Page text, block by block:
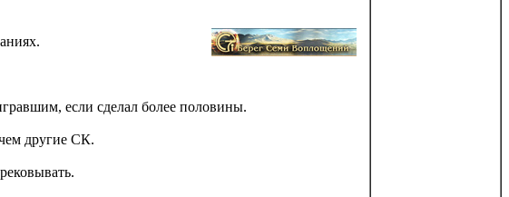
если сделал более половины.
другие СК.